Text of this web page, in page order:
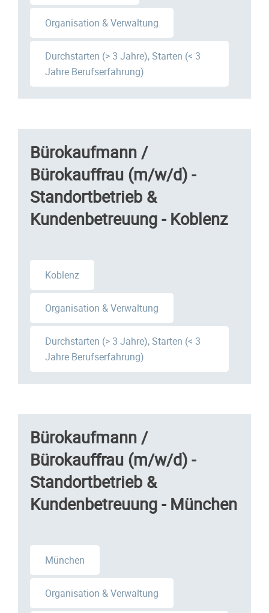
Organisation & Verwaltung
Durchstarten (> 3 Jahre), Starten (< 3
Jahre Berufserfahrung)
Bürokaufmann /
Bürokauffrau (m/w/d) -
Standortbetrieb &
Kundenbetreuung - Koblenz
Koblenz
Organisation & Verwaltung
Durchstarten (> 3 Jahre), Starten (< 3
Jahre Berufserfahrung)
Bürokaufmann /
Bürokauffrau (m/w/d) -
Standortbetrieb &
Kundenbetreuung - München
München
Organisation & Verwaltung